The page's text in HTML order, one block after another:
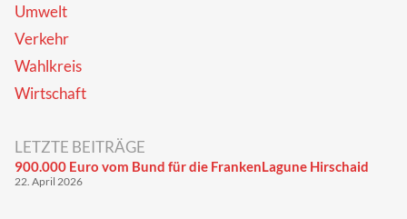
Umwelt
Verkehr
Wahlkreis
Wirtschaft
LETZTE BEITRÄGE
900.000 Euro vom Bund für die FrankenLagune Hirschaid
22. April 2026